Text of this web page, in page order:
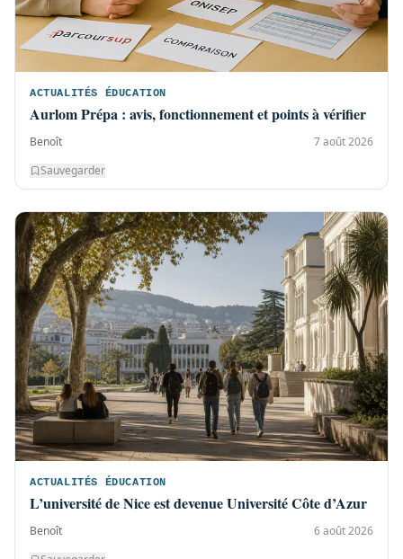
ACTUALITÉS ÉDUCATION
Aurlom Prépa : avis, fonctionnement et points à vérifier
Benoît
7 août 2026
Sauvegarder
ACTUALITÉS ÉDUCATION
L’université de Nice est devenue Université Côte d’Azur
Benoît
6 août 2026